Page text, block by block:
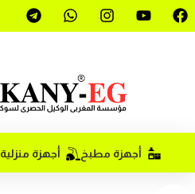
أجهزة مطبخ أجهزة منزلية